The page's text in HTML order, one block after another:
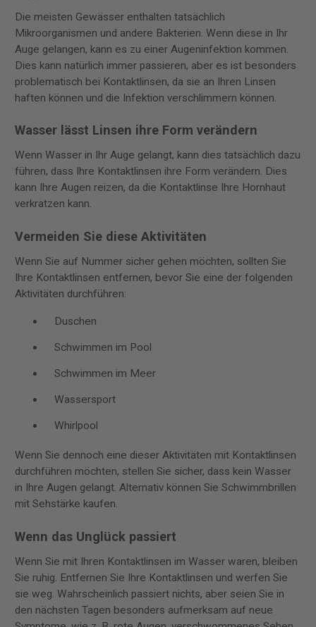
Die meisten Gewässer enthalten tatsächlich
Mikroorganismen und andere Bakterien. Wenn diese in Ihr
Auge gelangen, kann es zu einer Augeninfektion kommen.
Dies kann natürlich immer passieren, aber es ist besonders
problematisch bei Kontaktlinsen, da sie an Ihren Linsen
haften können und die Infektion verschlimmern können.
Wasser lässt Linsen ihre Form verändern
Wenn Wasser in Ihr Auge gelangt, kann dies tatsächlich dazu
führen, dass Ihre Kontaktlinsen ihre Form verändern. Dies
kann Ihre Augen reizen, da die Kontaktlinse Ihre Hornhaut
verkratzen kann.
Vermeiden Sie diese Aktivitäten
Wenn Sie auf Nummer sicher gehen möchten, sollten Sie
Ihre Kontaktlinsen entfernen, bevor Sie eine der folgenden
Aktivitäten durchführen:
Duschen
Schwimmen im Pool
Schwimmen im Meer
Wassersport
Whirlpool
Wenn Sie dennoch eine dieser Aktivitäten mit Kontaktlinsen
durchführen möchten, stellen Sie sicher, dass kein Wasser
in Ihre Augen gelangt. Alternativ können Sie Schwimmbrillen
mit Sehstärke kaufen.
Wenn das Unglück passiert
Wenn Sie mit Ihren Kontaktlinsen im Wasser waren, bleiben
Sie ruhig. Entfernen Sie Ihre Kontaktlinsen und werfen Sie
sie weg. Wahrscheinlich passiert nichts, aber seien Sie in
den nächsten Tagen besonders aufmerksam auf neue